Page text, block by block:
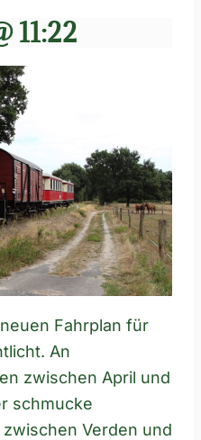
11:22
Fahrplan für
An
zwischen April und
schmucke
Verden und